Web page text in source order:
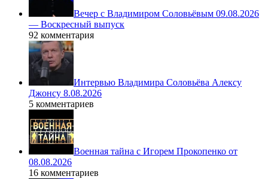
Вечер с Владимиром Соловьёвым 09.08.2026
— Воскресный выпуск
92 комментария
Интервью Владимира Соловьёва Алексу
Джонсу 8.08.2026
5 комментариев
Военная тайна с Игорем Прокопенко от
08.08.2026
16 комментариев